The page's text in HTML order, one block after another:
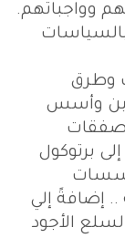
وواجباتهم.
وطرق
وأسس
صفقات
برتوكول
.. إضافةً إلي
الأجود